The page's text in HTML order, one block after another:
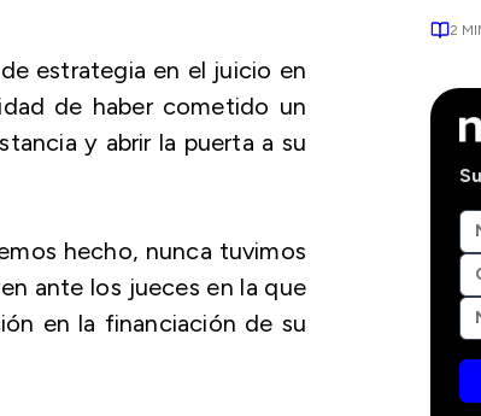
estrategia en el juicio en
de haber cometido un
y abrir la puerta a su
hecho, nunca tuvimos
ante los jueces en la que
en la financiación de su
2